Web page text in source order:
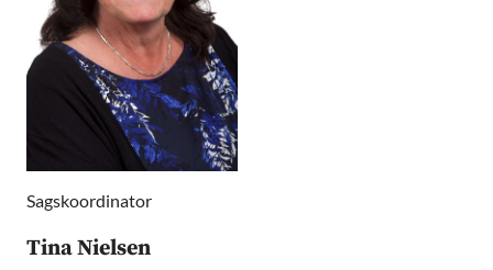
Sagskoordinator
Tina Nielsen